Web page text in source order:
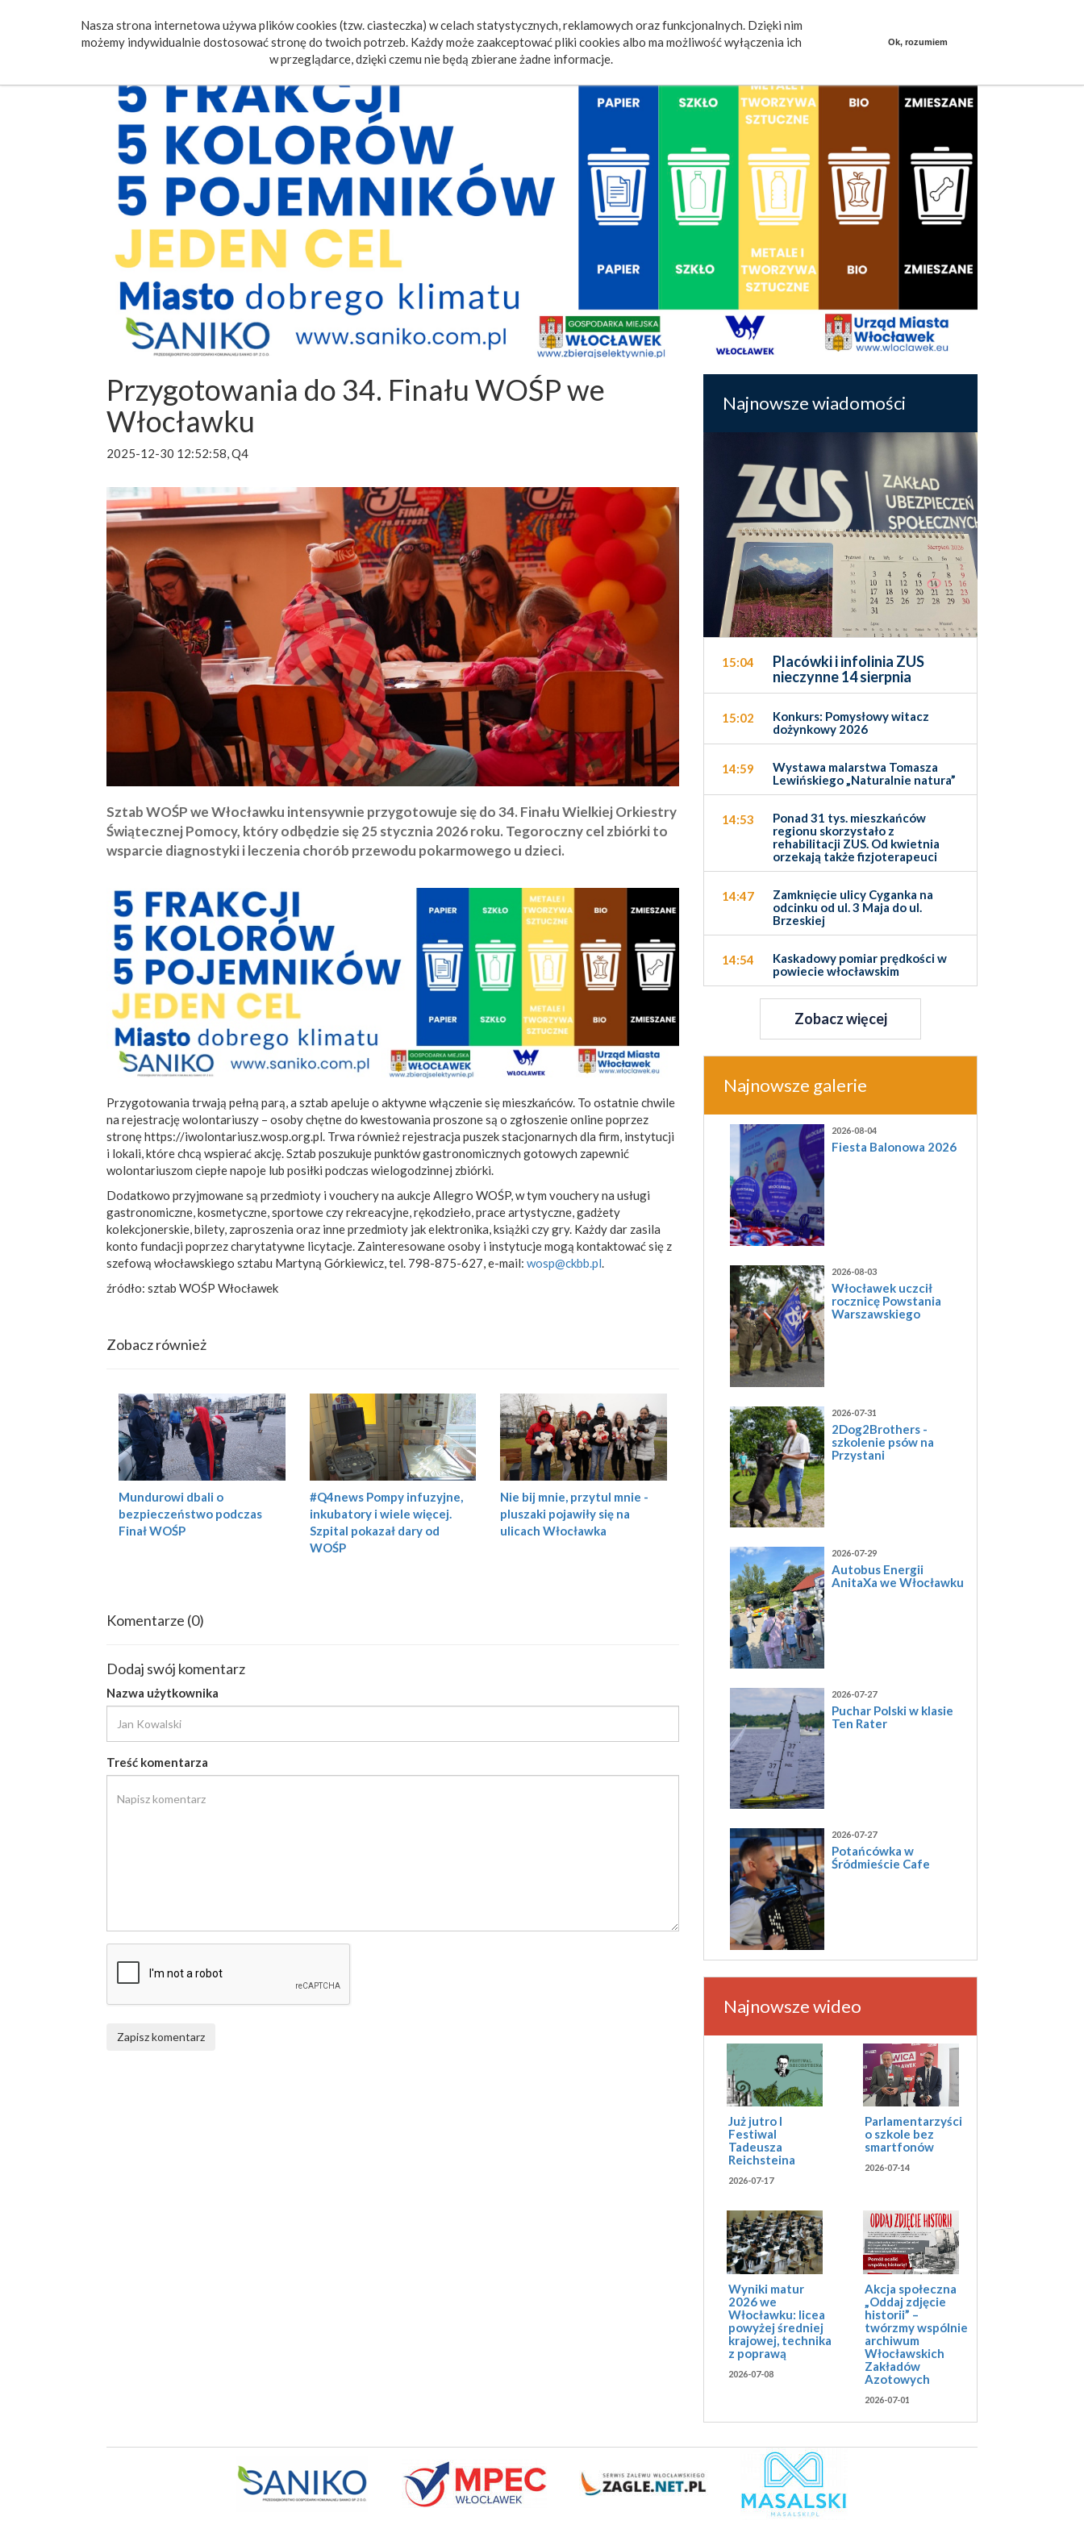
Nasza strona internetowa używa plików cookies (tzw. ciasteczka) w celach statystycznych, reklamowych oraz funkcjonalnych. Dzięki nim
możemy indywidualnie dostosować stronę do twoich potrzeb. Każdy może zaakceptować pliki cookies albo ma możliwość wyłączenia ich
w przeglądarce, dzięki czemu nie będą zbierane żadne informacje.
Ok, rozumiem
Poczta Wydarzenia Ogłoszenia Video Fotorelacje Mieszkańcy mówią
Przygotowania do 34. Finału WOŚP we
Włocławku
2025-12-30 12:52:58, Q4
Sztab WOŚP we Włocławku intensywnie przygotowuje się do 34. Finału Wielkiej Orkiestry
Świątecznej Pomocy, który odbędzie się 25 stycznia 2026 roku. Tegoroczny cel zbiórki to
wsparcie diagnostyki i leczenia chorób przewodu pokarmowego u dzieci.
Przygotowania trwają pełną parą, a sztab apeluje o aktywne włączenie się mieszkańców. To ostatnie chwile
na rejestrację wolontariuszy – osoby chętne do kwestowania proszone są o zgłoszenie online poprzez
stronę https://iwolontariusz.wosp.org.pl. Trwa również rejestracja puszek stacjonarnych dla firm, instytucji
i lokali, które chcą wspierać akcję. Sztab poszukuje punktów gastronomicznych gotowych zapewnić
wolontariuszom ciepłe napoje lub posiłki podczas wielogodzinnej zbiórki.
Dodatkowo przyjmowane są przedmioty i vouchery na aukcje Allegro WOŚP, w tym vouchery na usługi
gastronomiczne, kosmetyczne, sportowe czy rekreacyjne, rękodzieło, prace artystyczne, gadżety
kolekcjonerskie, bilety, zaproszenia oraz inne przedmioty jak elektronika, książki czy gry. Każdy dar zasila
konto fundacji poprzez charytatywne licytacje. Zainteresowane osoby i instytucje mogą kontaktować się z
szefową włocławskiego sztabu Martyną Górkiewicz, tel. 798-875-627, e-mail: wosp@ckbb.pl.
źródło: sztab WOŚP Włocławek
Zobacz również
Mundurowi dbali o
bezpieczeństwo podczas
Finał WOŚP
#Q4news Pompy infuzyjne,
inkubatory i wiele więcej.
Szpital pokazał dary od
WOŚP
Nie bij mnie, przytul mnie -
pluszaki pojawiły się na
ulicach Włocławka
Komentarze (0)
Dodaj swój komentarz
Nazwa użytkownika
Treść komentarza
Zapisz komentarz
Najnowsze wiadomości
15:04
Placówki i infolinia ZUS
nieczynne 14 sierpnia
15:02
Konkurs: Pomysłowy witacz
dożynkowy 2026
14:59
Wystawa malarstwa Tomasza
Lewińskiego „Naturalnie natura”
14:53
Ponad 31 tys. mieszkańców
regionu skorzystało z
rehabilitacji ZUS. Od kwietnia
orzekają także fizjoterapeuci
14:47
Zamknięcie ulicy Cyganka na
odcinku od ul. 3 Maja do ul.
Brzeskiej
14:54
Kaskadowy pomiar prędkości w
powiecie włocławskim
Zobacz więcej
Najnowsze galerie
2026-08-04
Fiesta Balonowa 2026
2026-08-03
Włocławek uczcił
rocznicę Powstania
Warszawskiego
2026-07-31
2Dog2Brothers -
szkolenie psów na
Przystani
2026-07-29
Autobus Energii
AnitaXa we Włocławku
2026-07-27
Puchar Polski w klasie
Ten Rater
2026-07-27
Potańcówka w
Śródmieście Cafe
Najnowsze wideo
Już jutro I
Festiwal
Tadeusza
Reichsteina
2026-07-17
Parlamentarzyści
o szkole bez
smartfonów
2026-07-14
Wyniki matur
2026 we
Włocławku: licea
powyżej średniej
krajowej, technika
z poprawą
2026-07-08
Akcja społeczna
„Oddaj zdjęcie
historii” –
twórzmy wspólnie
archiwum
Włocławskich
Zakładów
Azotowych
2026-07-01